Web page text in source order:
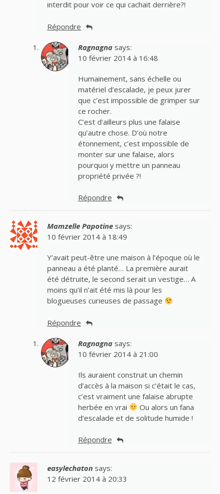
interdit pour voir ce qui cachait derrière?!
Répondre
Ragnagna says:
10 février 2014 à 16:48
Humainement, sans échelle ou
matériel d’escalade, je peux jurer
que c’est impossible de grimper sur
ce rocher.
C’est d’ailleurs plus une falaise
qu’autre chose. D’où notre
étonnement, c’est impossible de
monter sur une falaise, alors
pourquoi y mettre un panneau
propriété privée ?!
Répondre
Mamzelle Papotine says:
10 février 2014 à 18:49
Y’avait peut-être une maison à l’époque où le
panneau a été planté… La première aurait
été détruite, le second serait un vestige… A
moins qu’il n’ait été mis là pour les
blogueuses curieuses de passage
Répondre
Ragnagna says:
10 février 2014 à 21:00
Ils auraient construit un chemin
d’accès à la maison si c’était le cas,
c’est vraiment une falaise abrupte
herbée en vrai
Ou alors un fana
d’escalade et de solitude humide !
Répondre
easylechaton says:
12 février 2014 à 20:33